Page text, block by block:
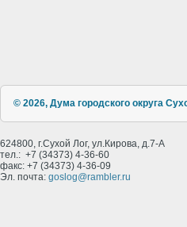
© 2026, Дума городского округа
624800, г.Сухой Лог, ул.Кирова, д.7-А
тел.: +7 (34373) 4-36-60
факс: +7 (34373) 4-36-09
Эл. почта: goslog@rambler.ru